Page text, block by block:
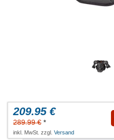
209.95 €
289.99 € *
inkl. MwSt. zzgl. Versand